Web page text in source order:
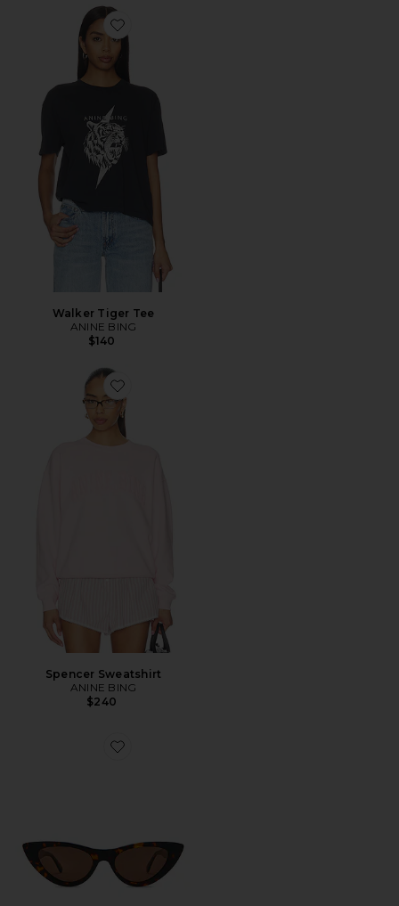
Favorite Walker Tiger Tee
Walker Tiger Tee
ANINE BING
$140
Favorite Spencer Sweatshirt
Spencer Sweatshirt
ANINE BING
$240
Favorite Marsais Sunglasses